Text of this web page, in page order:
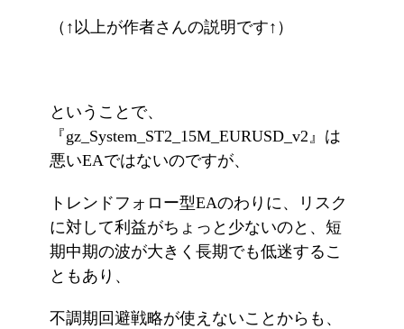
（↑以上が作者さんの説明です↑）
ということで、
『gz_System_ST2_15M_EURUSD_v2』は
悪いEAではないのですが、
トレンドフォロー型EAのわりに、リスク
に対して利益がちょっと少ないのと、短
期中期の波が大きく長期でも低迷するこ
ともあり、
不調期回避戦略が使えないことからも、